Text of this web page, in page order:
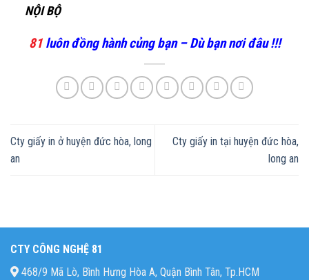
NỘI BỘ
81 luôn đồng hành củng bạn – Dù bạn nơi đâu !!!
Cty giấy in ở huyện đức hòa, long
an
Cty giấy in tại huyện đức hòa,
long an
CTY CÔNG NGHỆ 81
468/9 Mã Lò, Bình Hưng Hòa A, Quận Bình Tân, Tp.HCM